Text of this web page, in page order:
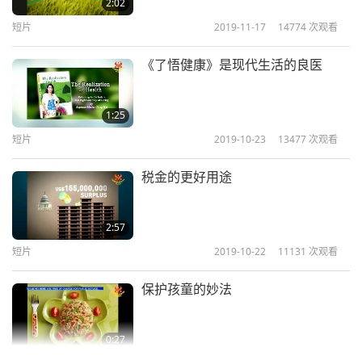
2:02
短片 2019-11-17 14774 次观看
1:25
《了悟健康》是现代生活的良医
短片 2019-10-23 13477 次观看
2:57
税金的更好用途
短片 2019-10-22 11131 次观看
0:27
保护孩童的妙法